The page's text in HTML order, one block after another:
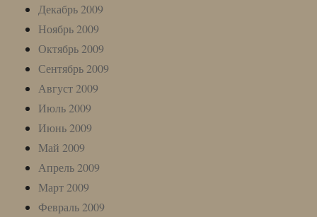
Декабрь 2009
Ноябрь 2009
Октябрь 2009
Сентябрь 2009
Август 2009
Июль 2009
Июнь 2009
Май 2009
Апрель 2009
Март 2009
Февраль 2009